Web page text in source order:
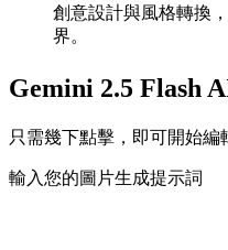
創意設計與風格轉換
界。
Gemini 2.5 Flash
只需幾下點擊，即可開始編
輸入您的圖片生成提示詞